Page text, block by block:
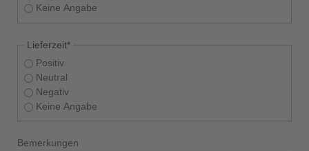
Keine Angabe
Pflichtfeld
Lieferzeit*
Positiv
Neutral
Negativ
Keine Angabe
Bemerkungen